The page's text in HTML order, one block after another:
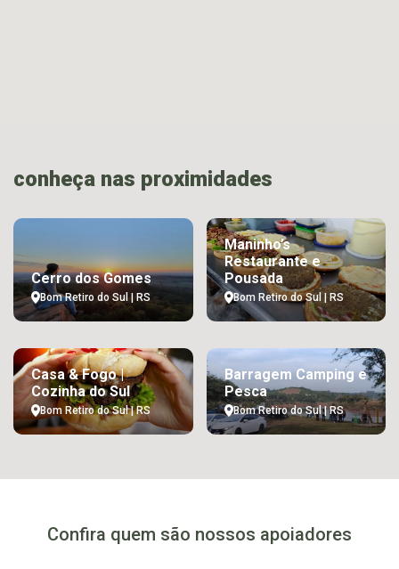
conheça nas proximidades
Cerro dos Gomes
Bom Retiro do Sul | RS
Maninho’s
Restaurante e
Pousada
Bom Retiro do Sul | RS
Casa & Fogo |
Cozinha do Sul
Bom Retiro do Sul | RS
Barragem Camping e
Pesca
Bom Retiro do Sul | RS
Confira quem são nossos apoiadores